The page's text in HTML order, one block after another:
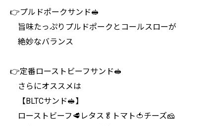
👉プルドポークサンド🥪
旨味たっぷりプルドポークとコールスローが
絶妙なバランス
👉定番ローストビーフサンド🥪
さらにオススメは
【BLTCサンド🥪】
ローストビーフ🥩レタス🥬トマト🍅チーズ🧀